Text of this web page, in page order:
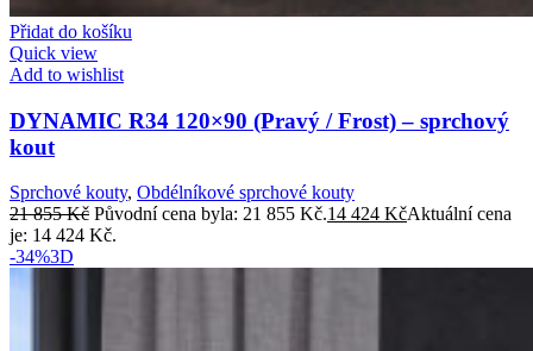
Přidat do košíku
Quick view
Add to wishlist
DYNAMIC R34 120×90 (Pravý / Frost) – sprchový
kout
Sprchové kouty, Obdélníkové sprchové kouty
21 855Kč Původní cena byla: 21 855 Kč.14 424 KčAktuální cena
je: 14 424 Kč.
-34%3D